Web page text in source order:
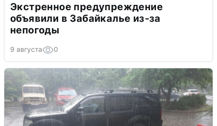
Экстренное предупреждение
объявили в Забайкалье из-за
непогоды
9 августа 0